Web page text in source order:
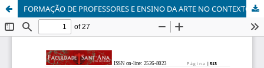
FORMAÇÃO DE PROFESSORES E ENSINO DA ARTE NO CONTEXTO ESCOLAR BRASILEIRO